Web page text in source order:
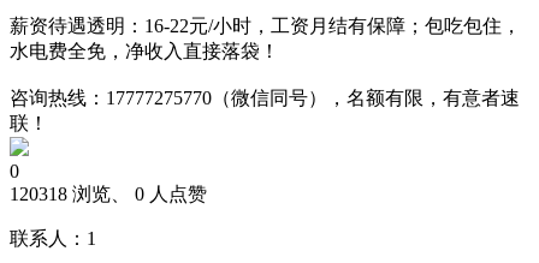
薪资待遇透明：16-22元/小时，工资月结有保障；包吃包住，
水电费全免，净收入直接落袋！
咨询热线：17777275770（微信同号），名额有限，有意者速
联！
0
120318 浏览、 0 人点赞
联系人：1